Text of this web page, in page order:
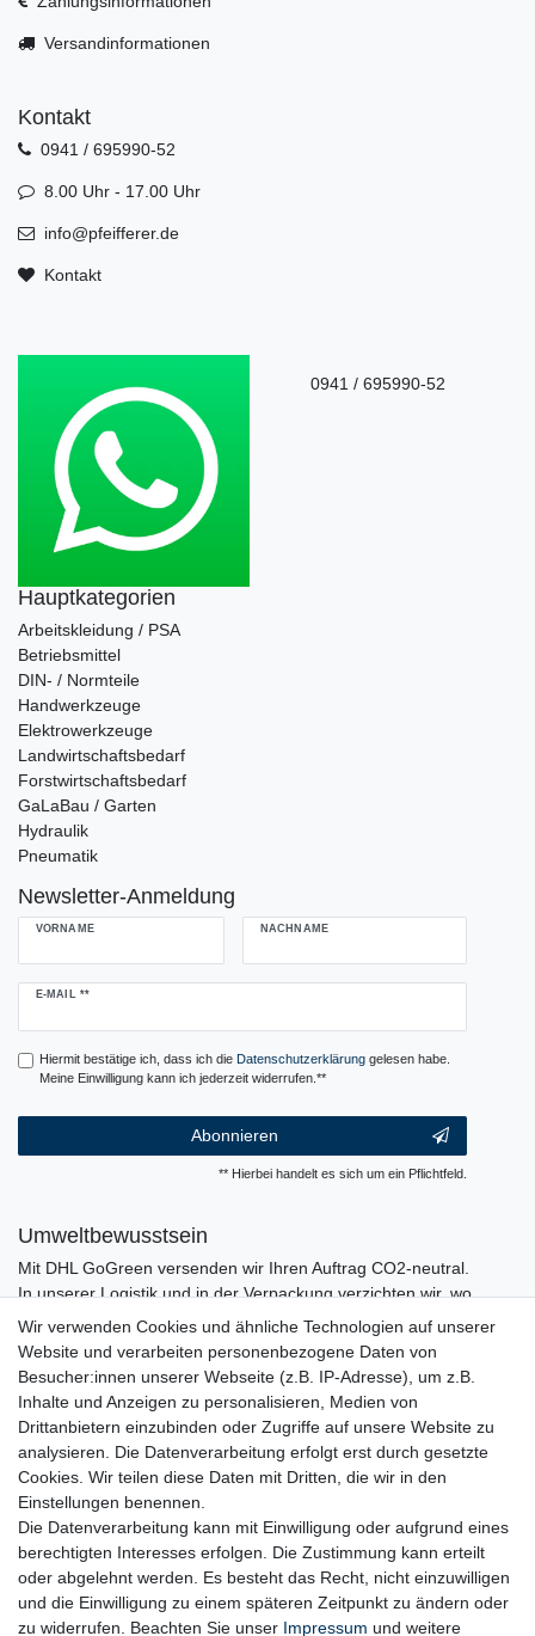
Versandinformationen
Kontakt
0941 / 695990-52
8.00 Uhr - 17.00 Uhr
info@pfeifferer.de
Kontakt
0941 / 695990-52
Hauptkategorien
Arbeitskleidung / PSA
Betriebsmittel
DIN- / Normteile
Handwerkzeuge
Elektrowerkzeuge
Landwirtschaftsbedarf
Forstwirtschaftsbedarf
GaLaBau / Garten
Hydraulik
Pneumatik
Newsletter-Anmeldung
VORNAME NACHNAME
E-MAIL **
Newsletter
Hiermit bestätige ich, dass ich die Daten­schutz­erklärunggelesen habe.
Meine Einwilligung kann ich jederzeit widerrufen.**
Abonnieren
** Hierbei handelt es sich um ein Pflichtfeld.
Umweltbewusstsein
Mit DHL GoGreen versenden wir Ihren Auftrag CO2-neutral.
In unserer Logistik und in der Verpackung verzichten wir, wo
immer es möglich ist, auf den Einsatz von Kunststoffen und
Plastik.
Wir verwenden Cookies und ähnliche Technologien auf unserer
Website und verarbeiten personenbezogene Daten von
Besucher:innen unserer Webseite (z.B. IP-Adresse), um z.B.
Inhalte und Anzeigen zu personalisieren, Medien von
Drittanbietern einzubinden oder Zugriffe auf unsere Website zu
analysieren. Die Datenverarbeitung erfolgt erst durch gesetzte
Cookies. Wir teilen diese Daten mit Dritten, die wir in den
Einstellungen benennen.
Die Datenverarbeitung kann mit Einwilligung oder aufgrund eines
berechtigten Interesses erfolgen. Die Zustimmung kann erteilt
oder abgelehnt werden. Es besteht das Recht, nicht einzuwilligen
und die Einwilligung zu einem späteren Zeitpunkt zu ändern oder
zu widerrufen. Beachten Sie unser Impressum und weitere